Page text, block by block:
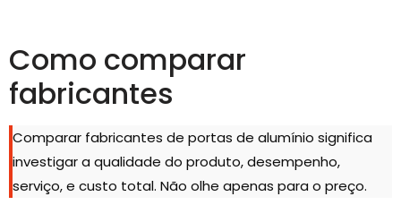
Como comparar
fabricantes
Comparar fabricantes de portas de alumínio significa
investigar a qualidade do produto, desempenho,
serviço, e custo total. Não olhe apenas para o preço.